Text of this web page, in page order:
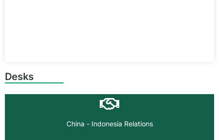
Desks
China - Indonesia Relations